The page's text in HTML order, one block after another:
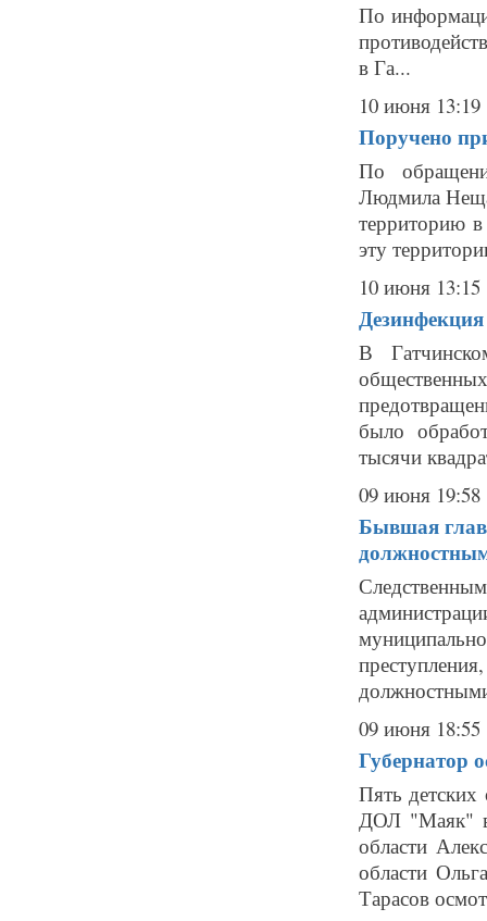
По
в Га...
10 июня 13:19
Поручено
По
Людмила
территорию
эту
10 июня 13:15
В
было
тысячи
09 июня 19:58
Бывшая
09 июня 18:55
Губернатор
Пять детских
ДОЛ "Маяк" в
области
области
Тарасов